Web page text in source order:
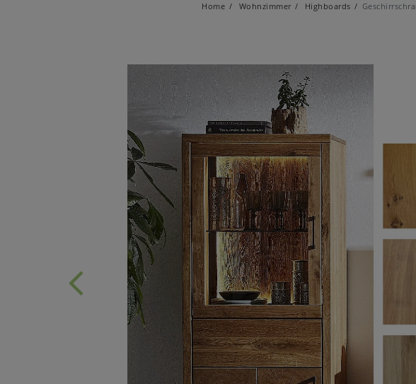
Home Wohnzimmer Highboards